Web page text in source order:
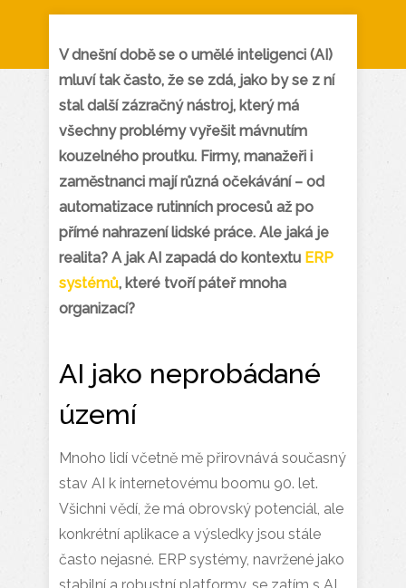
V dnešní době se o umělé inteligenci (AI)
mluví tak často, že se zdá, jako by se z ní
stal další zázračný nástroj, který má
všechny problémy vyřešit mávnutím
kouzelného proutku. Firmy, manažeři i
zaměstnanci mají různá očekávání – od
automatizace rutinních procesů až po
přímé nahrazení lidské práce. Ale jaká je
realita? A jak AI zapadá do kontextu ERP
systémů, které tvoří páteř mnoha
organizací?
AI jako neprobádané
území
Mnoho lidí včetně mě přirovnává současný
stav AI k internetovému boomu 90. let.
Všichni vědí, že má obrovský potenciál, ale
konkrétní aplikace a výsledky jsou stále
často nejasné. ERP systémy, navržené jako